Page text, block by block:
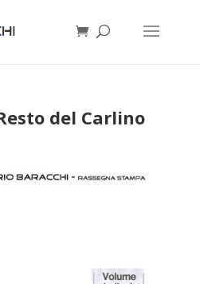
del Carlino